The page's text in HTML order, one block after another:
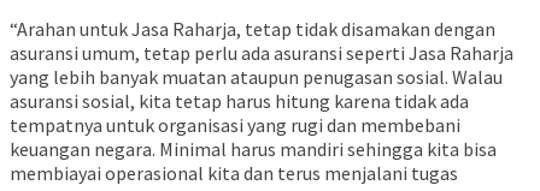
“Arahan untuk Jasa Raharja, tetap tidak disamakan dengan
asuransi umum, tetap perlu ada asuransi seperti Jasa Raharja
yang lebih banyak muatan ataupun penugasan sosial. Walau
asuransi sosial, kita tetap harus hitung karena tidak ada
tempatnya untuk organisasi yang rugi dan membebani
keuangan negara. Minimal harus mandiri sehingga kita bisa
membiayai operasional kita dan terus menjalani tugas